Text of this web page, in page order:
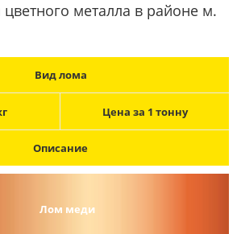
металла в районе м.
Вид лома
Цена за 1 тонну
Описание
Лом меди